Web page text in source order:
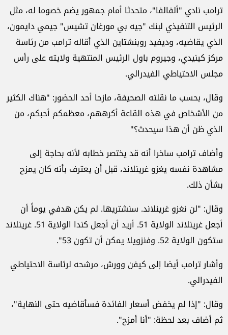
ترامب نادي "ألفالفا"، متحدثا أمام جمهور يضم خصوما له، مثل
الرئيس التنفيذي لبنك "جيه بي مورغان تشيس" جيمي دايمون،
الذي يقاضيه، وديفيد روبنشتاين الذي أقاله ترامب من رئاسة
مركز كينيدي، وجيروم باول الرئيس المنتهية ولايته على رأس
مجلس الاحتياطي الفيدرالي.
وقال، بحسب ما نقلته الصحيفة، مازحا أحد الحضور: "هناك الكثير
من الأشخاص في هذه القاعة أكرههم، معظمكم أحبكم، من
الذي ظن أن هذا سيحدث؟"
وأضاف ترامب ساخرا أنه قد يختصر خطابه لأنه بحاجة إلى
مشاهدة نفسه يغزو غرينلاند، قبل أن يعترف بأنه كان يمزح
بشأن ذلك.
وقال: "لن نغزو غرينلاند. سنشتريها. لم يكن هدفي يوماً أن
أجعل غرينلاند الولاية 51. أريد أن أجعل كندا الولاية 51. غرينلاند
ستكون الولاية 52. وفنزويلا يمكن أن تكون 53".
وأشار ترامب أيضا إلى كيفن وورش، مرشحه لرئاسة الاحتياطي
الفيدرالي.
وقال: "إذا لم يخفض أسعار الفائدة فسأقاضيه حتى النهاية"،
ثم أضاف بعد لحظة: "أنا أمزح".